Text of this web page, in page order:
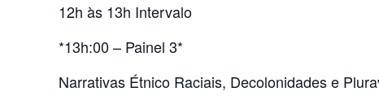
12h às 13h Intervalo
*13h:00 – Painel 3*
Narrativas Étnico Raciais, Decolonidades e